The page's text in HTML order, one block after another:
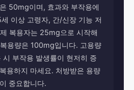
50mg이며, 효과와 부작용에
이상 고령자, 간/신장 기능 저
복용자는 25mg으로 시작해
용량은 100mg입니다. 고용량
부작용 발생률이 현저히 증
용하지 마세요. 처방받은 용량
중요합니다.